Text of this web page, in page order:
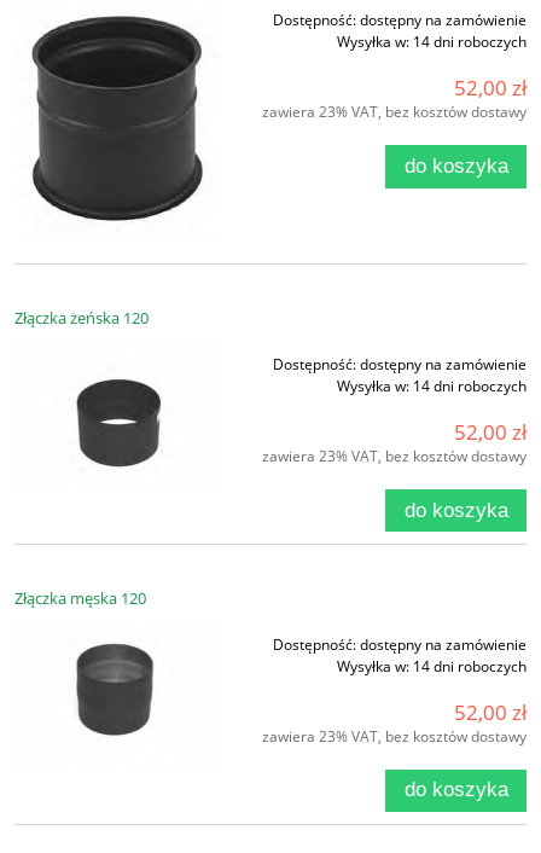
Dostępność:dostępny na zamówienie
Wysyłka w: 14 dni roboczych
52,00 zł
zawiera 23% VAT, bez kosztów dostawy
do koszyka
Złączka żeńska 120
Dostępność:dostępny na zamówienie
Wysyłka w: 14 dni roboczych
52,00 zł
zawiera 23% VAT, bez kosztów dostawy
do koszyka
Złączka męska 120
Dostępność:dostępny na zamówienie
Wysyłka w: 14 dni roboczych
52,00 zł
zawiera 23% VAT, bez kosztów dostawy
do koszyka